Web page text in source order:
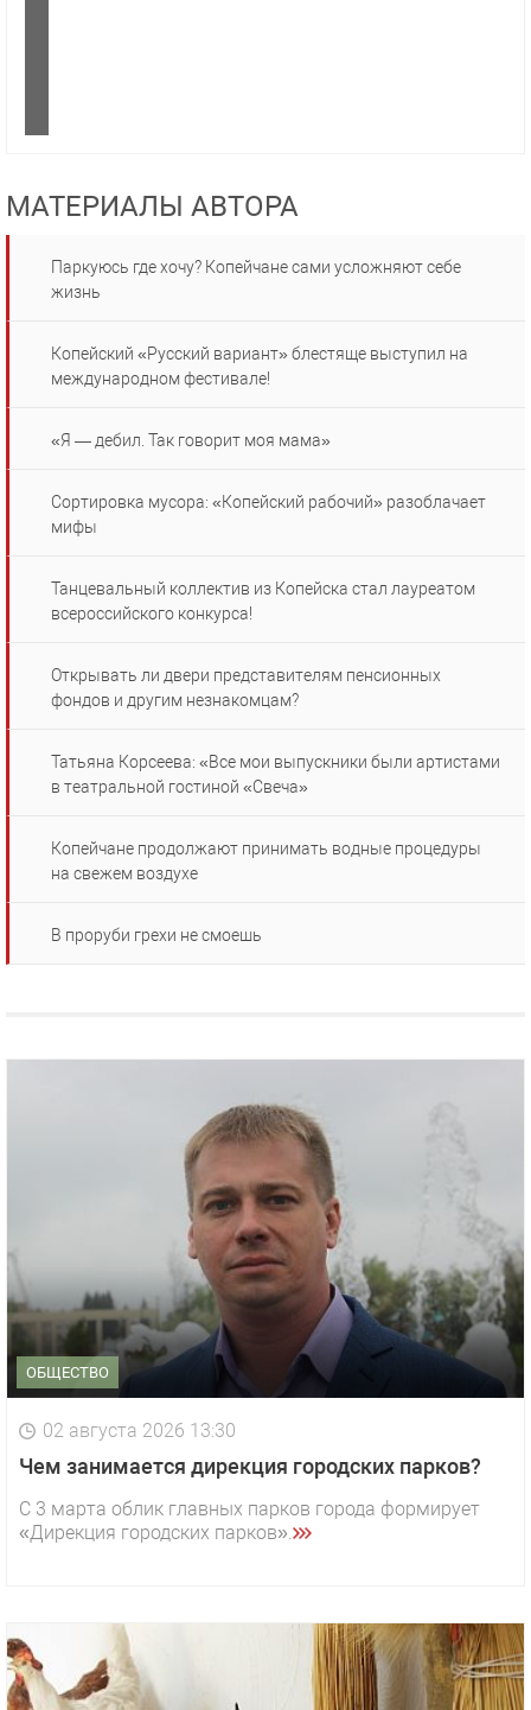
МАТЕРИАЛЫ АВТОРА
Паркуюсь где хочу? Копейчане сами усложняют себе
жизнь
Копейский «Русский вариант» блестяще выступил на
международном фестивале!
«Я — дебил. Так говорит моя мама»
Сортировка мусора: «Копейский рабочий» разоблачает
мифы
Танцевальный коллектив из Копейска стал лауреатом
всероссийского конкурса!
Открывать ли двери представителям пенсионных
фондов и другим незнакомцам?
Татьяна Корсеева: «Все мои выпускники были артистами
в театральной гостиной «Свеча»
Копейчане продолжают принимать водные процедуры
на свежем воздухе
В проруби грехи не смоешь
ОБЩЕСТВО
02 августа 2026 13:30
Чем занимается дирекция городских парков?
С 3 марта облик главных парков города формирует
«Дирекция городских парков».